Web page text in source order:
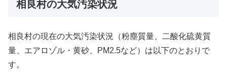
相良村の大気汚染状況
相良村の現在の大気汚染状況（粉塵質量、二酸化硫黄質
量、エアロゾル・黄砂、PM2.5など）は以下のとおりで
す。